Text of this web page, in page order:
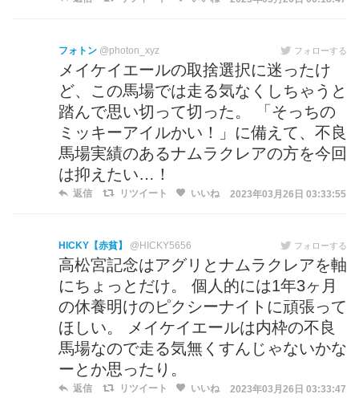
フォトン @photon_xyz フォローする
メイケイエールの取捨選択に迷ったけ
ど、この馬場では走る気なくしちゃうと
踏んで思い切って切った。 「そっちの
ミッキーアイルかい！」に備えて、不良
馬場実績のあるナムラクレアの方を今回
は抑えたい…！
返信 リツイート いいね 2023年03月26日 03:33:55
HICKY【赤貧】 @HICKY5656 フォローする
高松宮記念はアグリとナムラクレアを軸
にちょっとだけ。 個人的には1年3ヶ月
の休養明けのピクシーナイトに頑張って
ほしい。 メイケイエールは内枠の不良
馬場なので走る気無くすんじゃないかな
ーとか思ったり。
返信 リツイート いいね 2023年03月26日 03:33:47